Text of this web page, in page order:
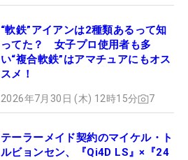
“軟鉄”アイアンは2種類あるって知
ってた？ 女子プロ使用者も多
い“複合軟鉄”はアマチュアにもオス
スメ！
2026年7月30日 (木) 12時15分 7
テーラーメイド契約のマイケル・ト
ルビョンセン、『Qi4D LS』×『24